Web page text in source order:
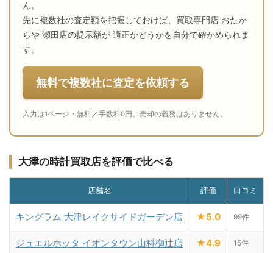
ん。
先に複数社の査定額を把握しておけば、買取専門店 おたか
らや 瀬田店の提示額が 適正かどうかを自分で確かめられま
す。
無料で複数社に査定を依頼する
入力は1ページ・無料／手数料0円。売却の義務はありません。
大津の時計買取店を評価で比べる
店舗名 評価 口コミ
キングラム 大津レイクサイドガーデン店 ★5.0 99件
ジュエルホッタ イオンタウン山科椥辻店 ★4.9 15件